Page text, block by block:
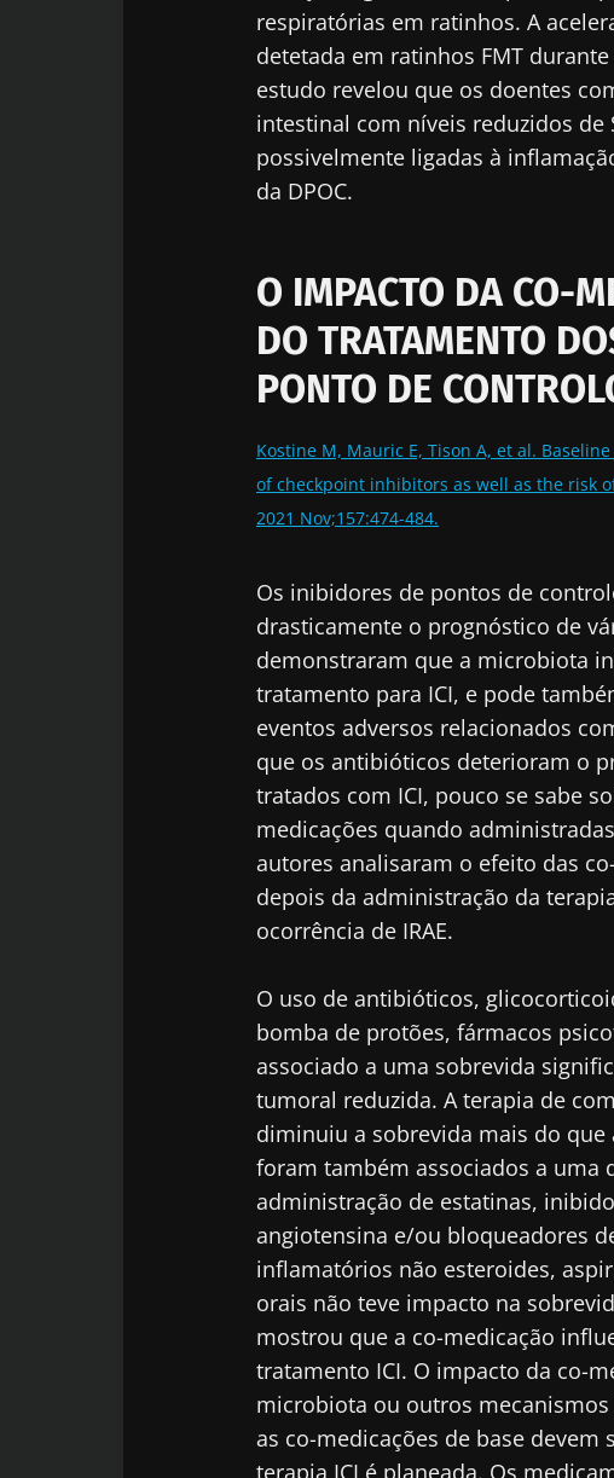
respiratórias em ratinhos. A
detetada em ratinhos FMT
estudo revelou que os doentes
intestinal com níveis reduzidos de
possivelmente ligadas à
da DPOC.
O IMPACTO DA CO-
DO TRATAMENTO
PONTO DE
Kostine M, Mauric E, Tison A, et al.
of checkpoint inhibitors as well as the risk
2021 Nov;157:474-484.
Os inibidores de pontos de
drasticamente o prognóstico de
demonstraram que a microbiota
tratamento para ICI, e pode
eventos adversos relacionados
que os antibióticos deterioram o
tratados com ICI, pouco se sabe
medicações quando
autores analisaram o efeito das
depois da administração da
ocorrência de IRAE.
O uso de antibióticos,
bomba de protões, fármacos
associado a uma sobrevida
tumoral reduzida. A terapia de
diminuiu a sobrevida mais do
foram também associados a uma
administração de estatinas,
angiotensina e/ou bloqueadores
inflamatórios não esteroides,
orais não teve impacto na
mostrou que a co-medicação
tratamento ICI. O impacto da co-
microbiota ou outros
as co-medicações de base
terapia ICI é planeada. Os
* Campo obrigatório
BMI 20-35
23/07/2026
Ler o artigo